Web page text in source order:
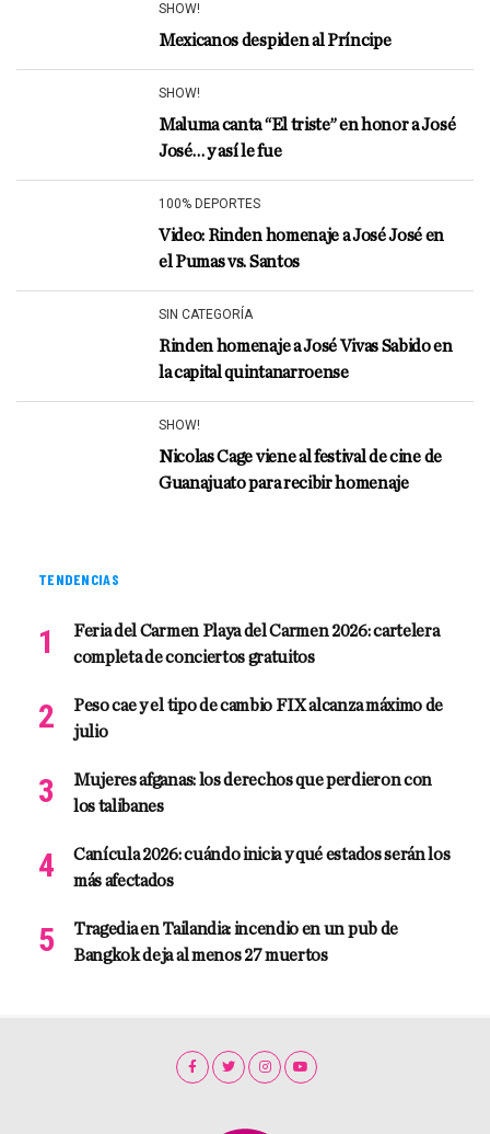
SHOW!
Mexicanos despiden al Príncipe
SHOW!
Maluma canta “El triste” en honor a José
José… y así le fue
100% DEPORTES
Video: Rinden homenaje a José José en
el Pumas vs. Santos
SIN CATEGORÍA
Rinden homenaje a José Vivas Sabido en
la capital quintanarroense
SHOW!
Nicolas Cage viene al festival de cine de
Guanajuato para recibir homenaje
TENDENCIAS
Feria del Carmen Playa del Carmen 2026: cartelera
completa de conciertos gratuitos
Peso cae y el tipo de cambio FIX alcanza máximo de
julio
Mujeres afganas: los derechos que perdieron con
los talibanes
Canícula 2026: cuándo inicia y qué estados serán los
más afectados
Tragedia en Tailandia: incendio en un pub de
Bangkok deja al menos 27 muertos